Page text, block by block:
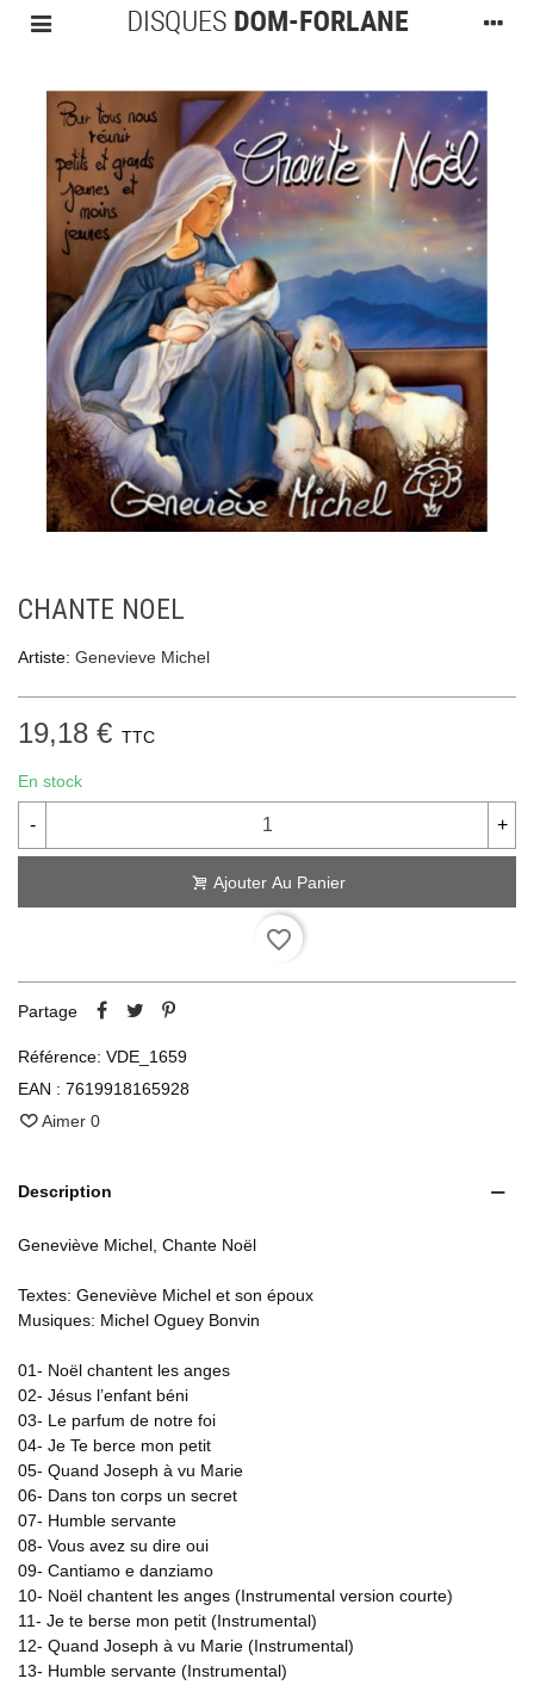
CHANTE NOEL
Artiste: Genevieve Michel
19,18 € TTC
En stock
- +
Ajouter Au Panier
favorite_border
Partage
Référence: VDE_1659
EAN : 7619918165928
Aimer 0
Description
Geneviève Michel, Chante Noël
Textes: Geneviève Michel et son époux
Musiques: Michel Oguey Bonvin
01- Noël chantent les anges
02- Jésus l’enfant béni
03- Le parfum de notre foi
04- Je Te berce mon petit
05- Quand Joseph à vu Marie
06- Dans ton corps un secret
07- Humble servante
08- Vous avez su dire oui
09- Cantiamo e danziamo
10- Noël chantent les anges (Instrumental version courte)
11- Je te berse mon petit (Instrumental)
12- Quand Joseph à vu Marie (Instrumental)
13- Humble servante (Instrumental)